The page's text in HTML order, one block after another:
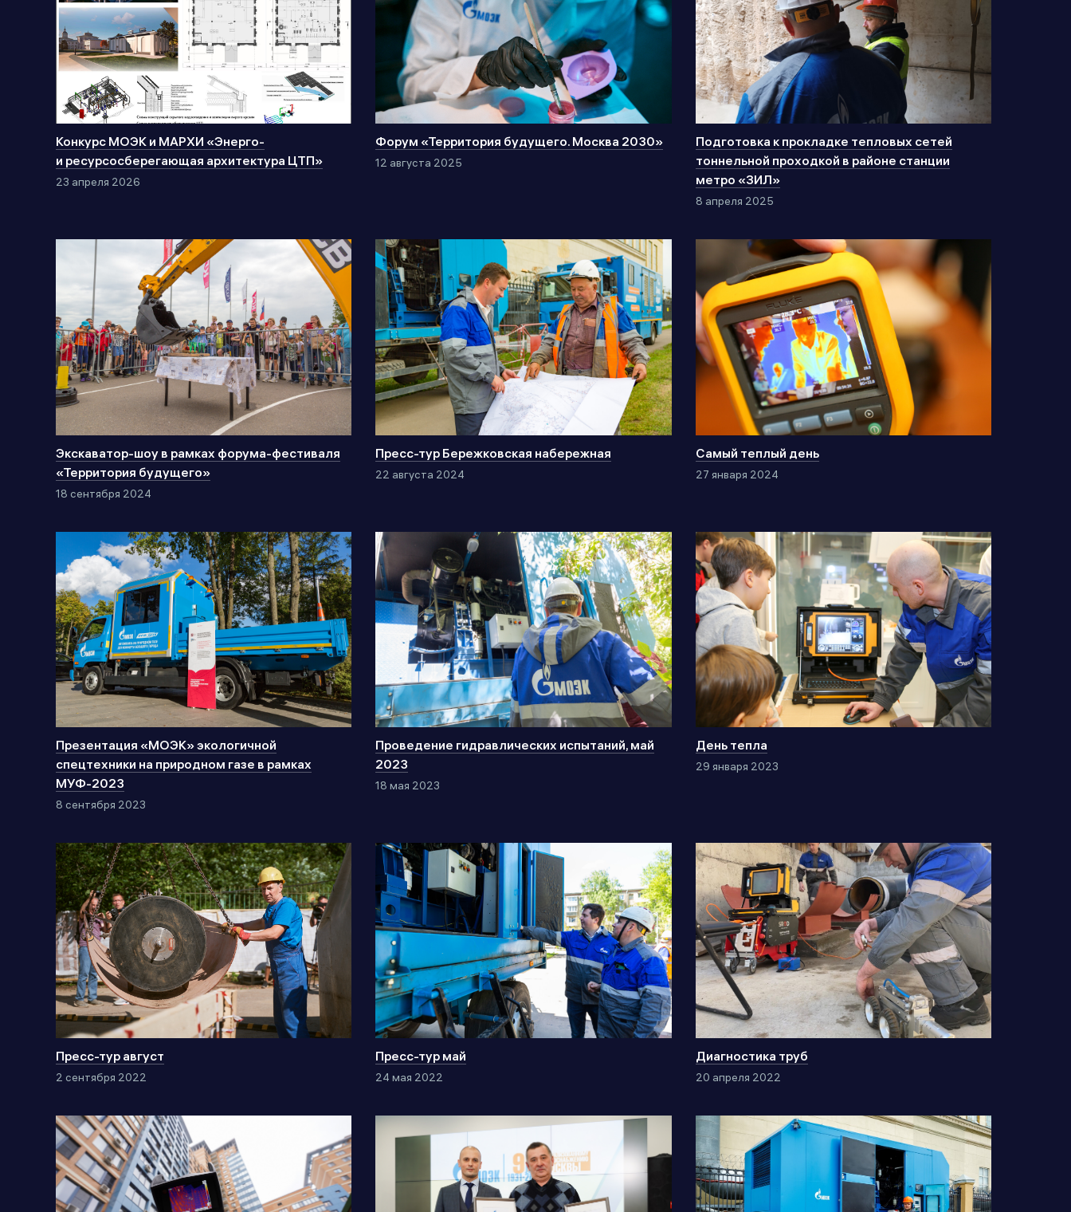
Конкурс МОЭК и МАРХИ «Энерго-
и ресурсосберегающая архитектура ЦТП»
23 апреля 2026
Форум «Территория будущего. Москва 2030»
12 августа 2025
Подготовка к прокладке тепловых сетей
тоннельной проходкой в районе станции
метро «ЗИЛ»
8 апреля 2025
Экскаватор-шоу в рамках форума-фестиваля
«Территория будущего»
18 сентября 2024
Пресс-тур Бережковская набережная
22 августа 2024
Самый теплый день
27 января 2024
Презентация «МОЭК» экологичной
спецтехники на природном газе в рамках
МУФ-2023
8 сентября 2023
Проведение гидравлических испытаний, май
2023
18 мая 2023
День тепла
29 января 2023
Пресс-тур август
2 сентября 2022
Пресс-тур май
24 мая 2022
Диагностика труб
20 апреля 2022